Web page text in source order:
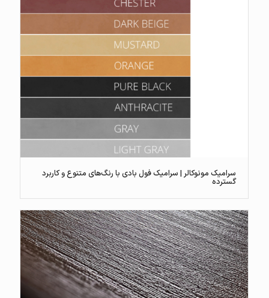
سرامیک مونوکالر | سرامیک فول بادی با رنگ‌های متنوع و کاربرد
گسترده